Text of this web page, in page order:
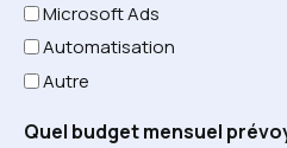
Microsoft Ads
Automatisation
Autre
Quel budget mensuel